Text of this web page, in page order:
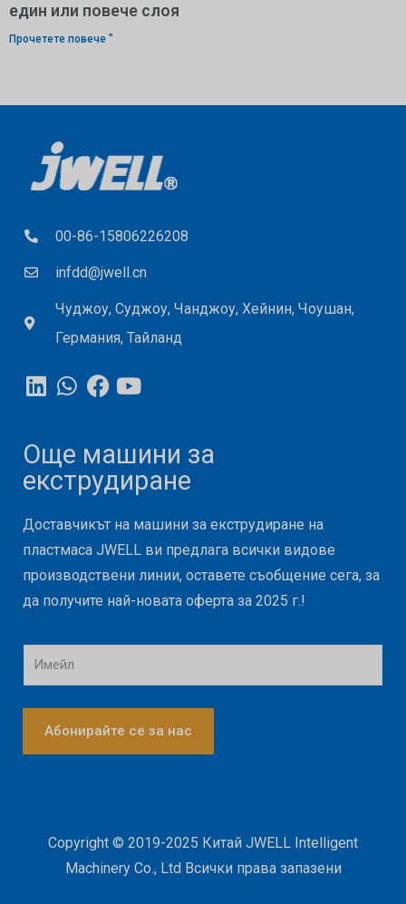
един или повече слоя
Прочетете повече "
00-86-15806226208
infdd@jwell.cn
Чуджоу, Суджоу, Чанджоу, Хейнин, Чоушан,
Германия, Тайланд
Още машини за
екструдиране
Доставчикът на машини за екструдиране на
пластмаса JWELL ви предлага всички видове
производствени линии, оставете съобщение сега, за
да получите най-новата оферта за 2025 г.!
е
й
Абонирайте се за нас
Copyright © 2019-2025 Китай JWELL Intelligent
Machinery Co., Ltd Всички права запазени